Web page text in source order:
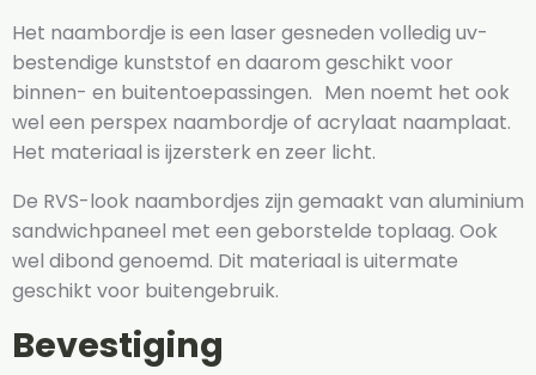
Het naambordje is een laser gesneden volledig uv-
bestendige kunststof en daarom geschikt voor
binnen- en buitentoepassingen. Men noemt het ook
wel een perspex naambordje of acrylaat naamplaat.
Het materiaal is ijzersterk en zeer licht.
De RVS-look naambordjes zijn gemaakt van aluminium
sandwichpaneel met een geborstelde toplaag. Ook
wel dibond genoemd. Dit materiaal is uitermate
geschikt voor buitengebruik.
Bevestiging